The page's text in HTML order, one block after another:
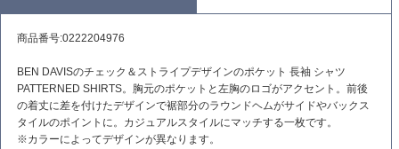
商品番号:0222204976
BEN DAVISのチェック＆ストライプデザインのポケット 長袖 シャツ
PATTERNED SHIRTS。胸元のポケットと左胸のロゴがアクセント。前後
の着丈に差を付けたデザインで裾部分のラウンドヘムがサイドやバックス
タイルのポイントに。カジュアルスタイルにマッチする一枚です。
※カラーによってデザインが異なります。